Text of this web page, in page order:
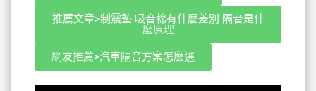
推薦文章>制震墊 吸音棉有什麼差別 隔音是什
麼原理
網友推薦>汽車隔音方案怎麼選